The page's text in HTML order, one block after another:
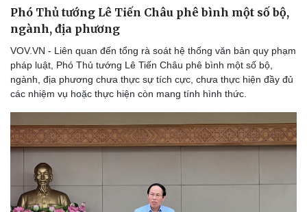
Phó Thủ tướng Lê Tiến Châu phê bình một số bộ,
ngành, địa phương
VOV.VN - Liên quan đến tổng rà soát hệ thống văn bản quy phạm
pháp luật, Phó Thủ tướng Lê Tiến Châu phê bình một số bộ,
ngành, địa phương chưa thực sự tích cực, chưa thực hiện đầy đủ
các nhiệm vụ hoặc thực hiện còn mang tính hình thức.